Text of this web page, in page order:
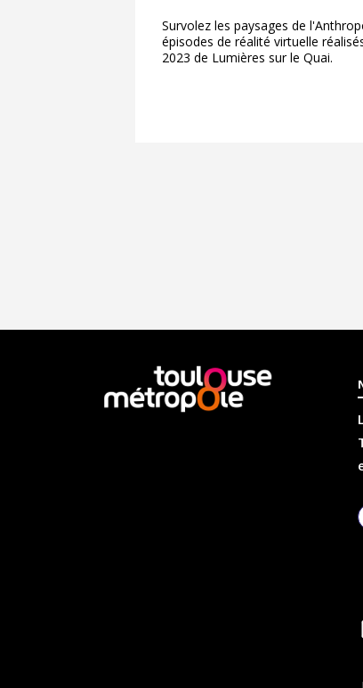
Survolez les paysages de
épisodes de réalité virtuelle
2023 de Lumières sur le Quai.
En
savoir
plus